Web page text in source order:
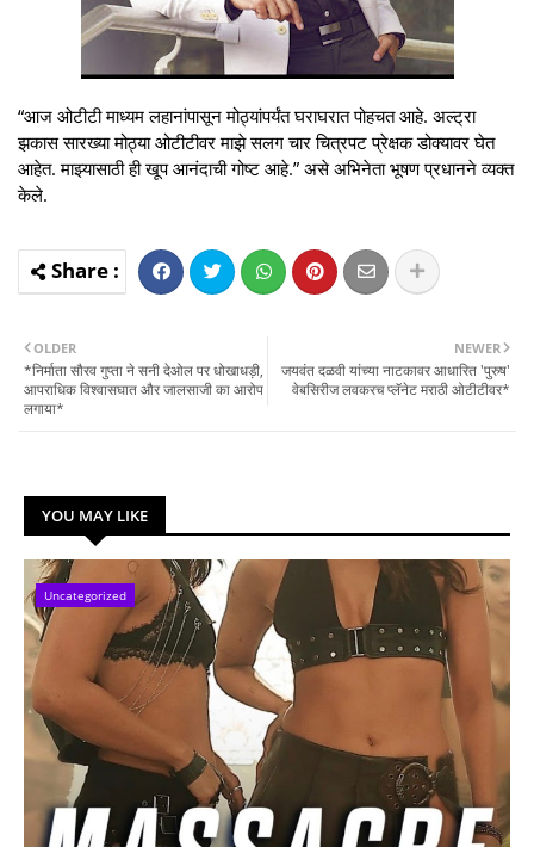
“आज ओटीटी माध्यम लहानांपासून मोठ्यांपर्यंत घराघरात पोहचत आहे. अल्ट्रा
झकास सारख्या मोठ्या ओटीटीवर माझे सलग चार चित्रपट प्रेक्षक डोक्यावर घेत
आहेत. माझ्यासाठी ही खूप आनंदाची गोष्ट आहे.” असे अभिनेता भूषण प्रधानने व्यक्त
केले.
NEWER
जयवंत दळवी यांच्या नाटकावर आधारित 'पुरुष'
वेबसिरीज लवकरच प्लॅनेट मराठी ओटीटीवर*
OLDER
*निर्माता सौरव गुप्ता ने सनी देओल पर धोखाधड़ी,
आपराधिक विश्वासघात और जालसाजी का आरोप
लगाया*
YOU MAY LIKE
Uncategorized